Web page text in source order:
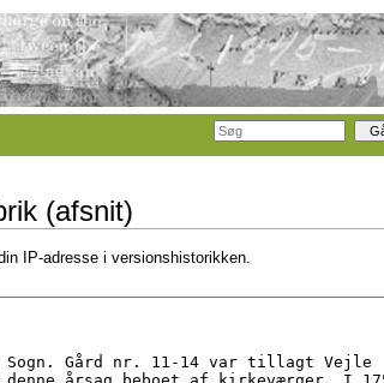
(afsnit)
IP-adresse i versionshistorikken.